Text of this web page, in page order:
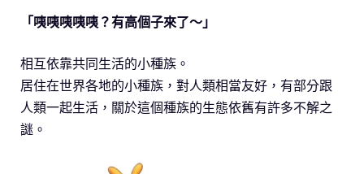
「咦咦咦咦咦？有高個子來了～」
相互依靠共同生活的小種族。
居住在世界各地的小種族，對人類相當友好，有部分跟
人類一起生活，關於這個種族的生態依舊有許多不解之
謎。